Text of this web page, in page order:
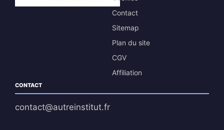
Contact
Sitemap
Plan du site
CGV
Affiliation
CONTACT
contact@autreinstitut.fr